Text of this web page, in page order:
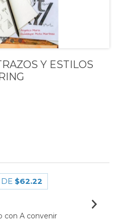
Y ESTILOS
DE $62.22
con A convenir